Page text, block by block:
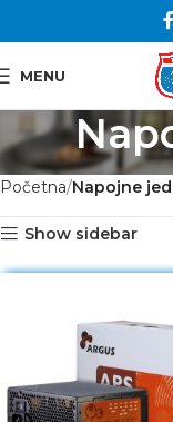
MENU
Početna Napojne
Show sidebar